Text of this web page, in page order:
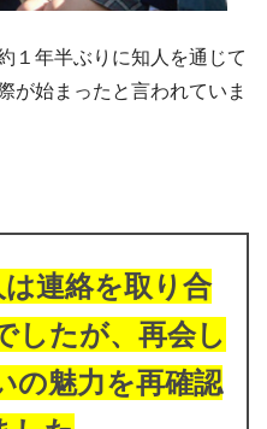
１年半ぶりに知人を通じて
が始まったと言われていま
連絡を取り合
したが、再会し
の魅力を再確認